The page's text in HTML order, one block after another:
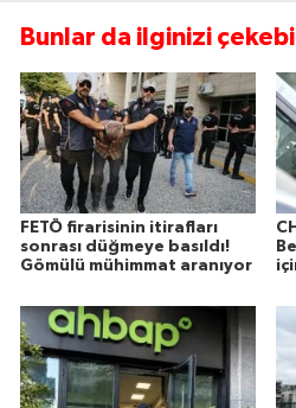
Bunlar da ilginizi
FETÖ firarisinin itirafları
sonrası düğmeye basıldı!
Gömülü mühimmat aranıyor